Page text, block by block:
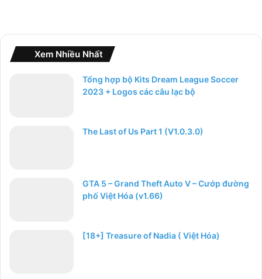
Xem Nhiều Nhất
Tổng hợp bộ Kits Dream League Soccer
2023 + Logos các câu lạc bộ
The Last of Us Part 1 (V1.0.3.0)
GTA 5 – Grand Theft Auto V – Cướp đường
phố Việt Hóa (v1.66)
[18+] Treasure of Nadia ( Việt Hóa)